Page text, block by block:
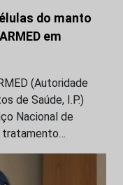
do manto
em
(Autoridade
de Saúde, I.P.)
Nacional de
tratamento…